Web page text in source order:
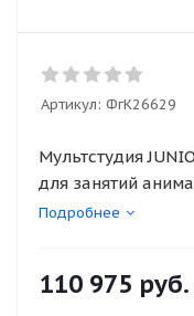
Артикул: ФгК26629
Мультстудия
для занятий
Подробнее
110 975 руб.